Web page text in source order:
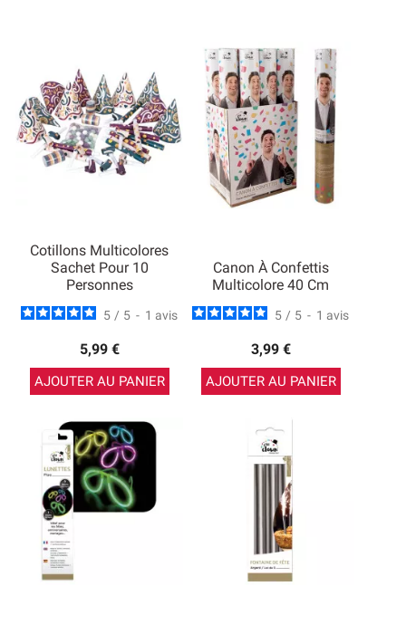
Cotillons Multicolores
Sachet Pour 10
Personnes
5 / 5 - 1 avis
5,99 €
AJOUTER AU PANIER
Canon À Confettis
Multicolore 40 Cm
5 / 5 - 1 avis
3,99 €
AJOUTER AU PANIER